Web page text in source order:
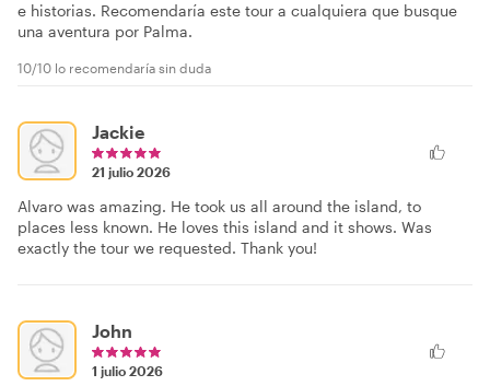
e historias. Recomendaría este tour a cualquiera que busque
una aventura por Palma.
10/10 lo recomendaría sin duda
Jackie
21 julio 2026
Alvaro was amazing. He took us all around the island, to
places less known. He loves this island and it shows. Was
exactly the tour we requested. Thank you!
John
1 julio 2026